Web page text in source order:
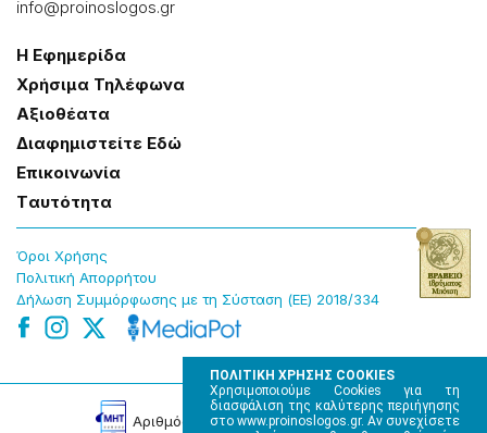
ΠΟΛΙΤΙΚΗ ΧΡΗΣΗΣ COOKIES
Χρησιμοποιούμε Cookies για τη
διασφάλιση της καλύτερης περιήγησης
στο www.proinoslogos.gr. Αν συνεχίσετε
info@proinoslogos.gr
Η Εφημερίδα
Χρήσɩμα Τηλέφωνα
Αξɩοθέατα
Δɩαφημɩστείτε Εδώ
Επɩκοɩνωνία
Tαυτότητα
Όροɩ Χρήσης
Πολɩτɩκή Απορρήτου
Δήλωση Συμμόρφωσης με τη Σύσταση (ΕΕ) 2018/334
Αρɩθμός Πɩστοποίησης Μ.Η.Τ. 220242